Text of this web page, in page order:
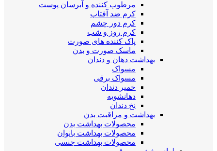
مرطوب کننده و آبرسان پوست
کرم ضد آفتاب
کرم دور چشم
کرم روز و شب
پاک کننده های صورت
ماسک صورت و بدن
بهداشت دهان و دندان
مسواک
مسواک برقی
خمیر دندان
دهانشویه
نخ دندان
بهداشت و مراقبت بدن
محصولات بهداشت بدن
محصولات بهداشت بانوان
محصولات بهداشت جنسی